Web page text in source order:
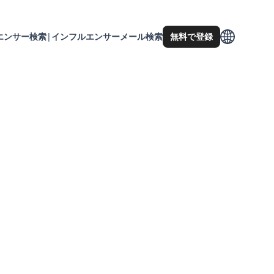
ンサー検索| インフルエンサーメール検索 無料で登録